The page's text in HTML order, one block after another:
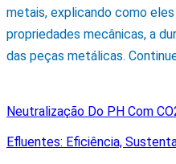
metais, explicando como
propriedades mecânicas, a
das peças metálicas.
Neutralização Do PH Com
Efluentes: Eficiência,